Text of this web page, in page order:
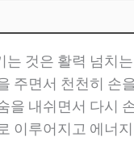
것은 활력 넘치
주면서 천천히 손
내쉬면서 다시
이루어지고 에너